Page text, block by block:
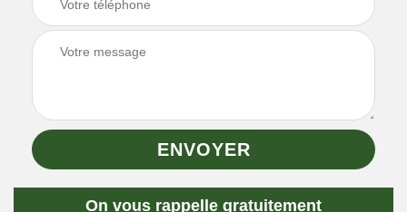
On vous rappelle gratuitement